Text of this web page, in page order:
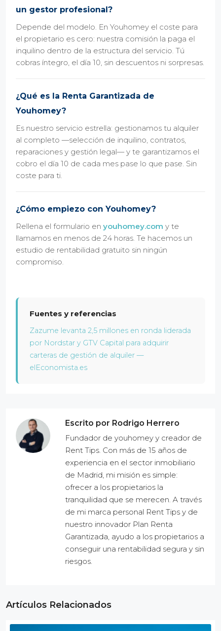
un gestor profesional?
Depende del modelo. En Youhomey el coste para
el propietario es cero: nuestra comisión la paga el
inquilino dentro de la estructura del servicio. Tú
cobras íntegro, el día 10, sin descuentos ni sorpresas.
¿Qué es la Renta Garantizada de
Youhomey?
Es nuestro servicio estrella: gestionamos tu alquiler
al completo —selección de inquilino, contratos,
reparaciones y gestión legal— y te garantizamos el
cobro el día 10 de cada mes pase lo que pase. Sin
coste para ti.
¿Cómo empiezo con Youhomey?
Rellena el formulario en youhomey.com y te
llamamos en menos de 24 horas. Te hacemos un
estudio de rentabilidad gratuito sin ningún
compromiso.
Fuentes y referencias
Zazume levanta 2,5 millones en ronda liderada
por Nordstar y GTV Capital para adquirir
carteras de gestión de alquiler —
elEconomista.es
Escrito por Rodrigo Herrero
Fundador de youhomey y creador de
Rent Tips. Con más de 15 años de
experiencia en el sector inmobiliario
de Madrid, mi misión es simple:
ofrecer a los propietarios la
tranquilidad que se merecen. A través
de mi marca personal Rent Tips y de
nuestro innovador Plan Renta
Garantizada, ayudo a los propietarios a
conseguir una rentabilidad segura y sin
riesgos.
Artículos Relacionados